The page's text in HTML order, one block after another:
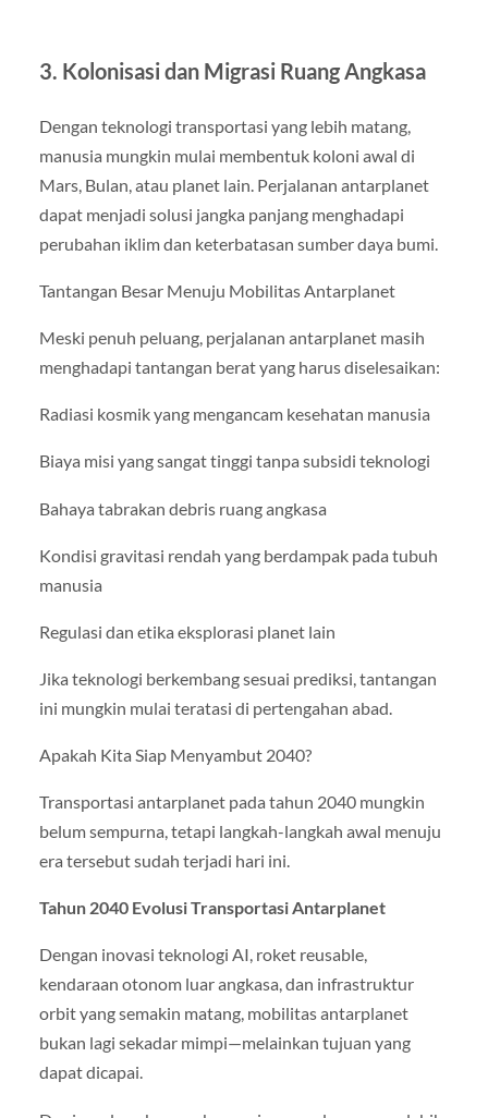
3. Kolonisasi dan Migrasi Ruang Angkasa
Dengan teknologi transportasi yang lebih matang,
manusia mungkin mulai membentuk koloni awal di
Mars, Bulan, atau planet lain. Perjalanan antarplanet
dapat menjadi solusi jangka panjang menghadapi
perubahan iklim dan keterbatasan sumber daya bumi.
Tantangan Besar Menuju Mobilitas Antarplanet
Meski penuh peluang, perjalanan antarplanet masih
menghadapi tantangan berat yang harus diselesaikan:
Radiasi kosmik yang mengancam kesehatan manusia
Biaya misi yang sangat tinggi tanpa subsidi teknologi
Bahaya tabrakan debris ruang angkasa
Kondisi gravitasi rendah yang berdampak pada tubuh
manusia
Regulasi dan etika eksplorasi planet lain
Jika teknologi berkembang sesuai prediksi, tantangan
ini mungkin mulai teratasi di pertengahan abad.
Apakah Kita Siap Menyambut 2040?
Transportasi antarplanet pada tahun 2040 mungkin
belum sempurna, tetapi langkah-langkah awal menuju
era tersebut sudah terjadi hari ini.
Tahun 2040 Evolusi Transportasi Antarplanet
Dengan inovasi teknologi AI, roket reusable,
kendaraan otonom luar angkasa, dan infrastruktur
orbit yang semakin matang, mobilitas antarplanet
bukan lagi sekadar mimpi—melainkan tujuan yang
dapat dicapai.